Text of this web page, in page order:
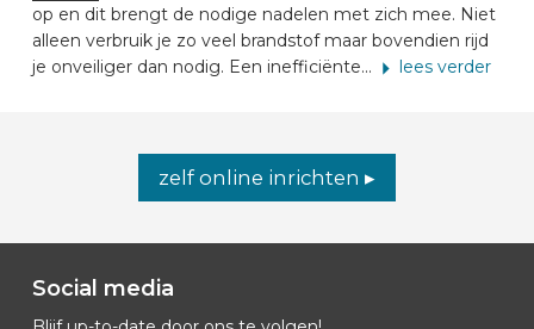
op en dit brengt de nodige nadelen met zich mee. Niet
alleen verbruik je zo veel brandstof maar bovendien rijd
je onveiliger dan nodig. Een inefficiënte...
lees verder
zelf online inrichten ▸
Social media